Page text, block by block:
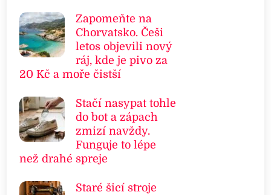
Zapomeňte na
Chorvatsko. Češi
letos objevili nový
ráj, kde je pivo za
20 Kč a moře čistší
Stačí nasypat tohle
do bot a zápach
zmizí navždy.
Funguje to lépe
než drahé spreje
Staré šicí stroje